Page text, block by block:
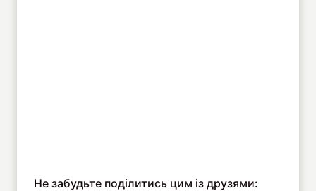
Не забудьте поділитись цим із друзями: